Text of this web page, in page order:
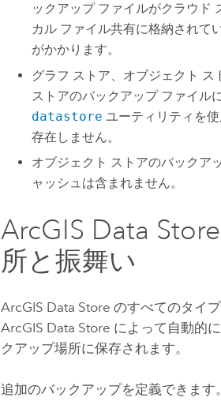
ックアップ ファイルがクラウド
カル ファイル共有に格納されて
がかかります。
グラフ ストア、オブジェクト
ストアのバックアップ ファイル
datastore ユーティリティを
存在しません。
オブジェクト ストアのバックア
ャッシュは含まれません。
ArcGIS Data Store
所と振舞い
ArcGIS Data Store のすべてのタイ
ArcGIS Data Store によって自動的
クアップ場所に保存されます。
追加のバックアップを定義できます